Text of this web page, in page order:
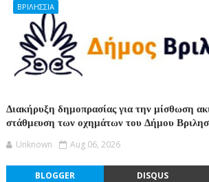
ΒΡΙΛΗΣΣΙΑ
Διακήρυξη δημοπρασίας για την μίσθωση
στάθμευση των οχημάτων του Δήμου
Unknown Aug 06, 2026
BLOGGER DISQUS